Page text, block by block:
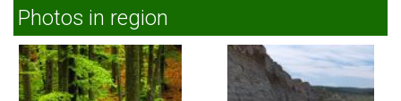
Photos in region